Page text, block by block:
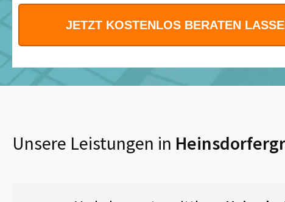
Unsere Leistungen in